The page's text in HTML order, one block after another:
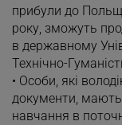
прибули до
року, зможуть
в державному
Технічно-
• Особи, які
документи,
навчання в